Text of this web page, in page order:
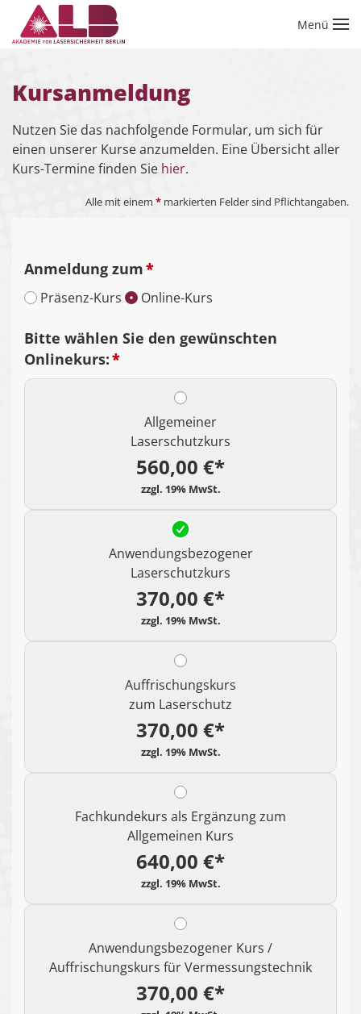
Zum Hauptinhalt springen
Menü
Kursanmeldung
Nutzen Sie das nachfolgende Formular, um sich für
einen unserer Kurse anzumelden. Eine Übersicht aller
Kurs-Termine finden Sie hier.
Alle mit einem * markierten Felder sind Pflichtangaben.
Anmeldung zum*
Präsenz-Kurs Online-Kurs
Bitte wählen Sie den gewünschten
Onlinekurs:*
Allgemeiner
Laserschutzkurs
560,00 €*
Anwendungsbezogener
Laserschutzkurs
370,00 €*
Auffrischungskurs
zum Laserschutz
370,00 €*
Fachkundekurs als Ergänzung zum
Allgemeinen Kurs
640,00 €*
Anwendungsbezogener Kurs /
Auffrischungskurs für Vermessungstechnik
370,00 €*